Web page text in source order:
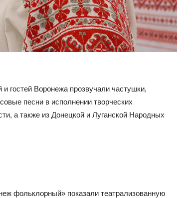
гостей Воронежа прозвучали частушки,
песни в исполнении творческих
а также из Донецкой и Луганской Народных
фольклорный» показали театрализованную